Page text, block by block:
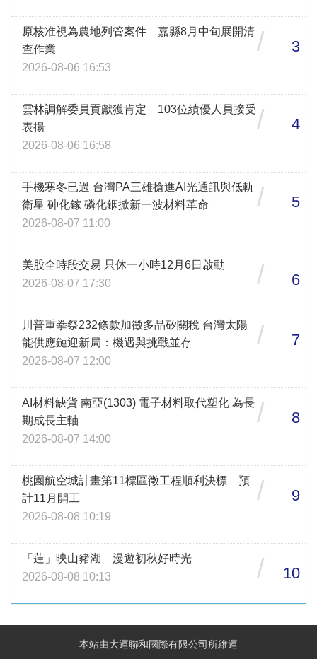
原核准視為農地列管案件 嘉縣8月中旬展開清
查作業
2026-08-06 16:53
/ 3
雲林調解委員貢獻獲肯定 103位績優人員接受
表揚
2026-08-06 16:58
/ 4
手機寒冬已過 台灣PA三雄搶進AI光通訊與低軌
衛星 砷化鎵 磷化銦掀新一波材料革命
2026-08-07 11:00
/ 5
美股全時段交易 只休一小時12月6日啟動
2026-08-07 17:30
/ 6
川普重拳祭232條款加徵多晶矽關稅 台灣太陽
能供應鏈迎新局：機遇與挑戰並存
2026-08-07 12:00
/ 7
AI材料缺貨 南亞(1303) 電子材料取代塑化 為長
期成長主軸
2026-08-07 14:00
/ 8
桃園航空城計畫第11標區徵工程順利決標 預
計11月開工
2026-08-08 10:19
/ 9
「蓮」映山豬湖 漫遊初秋好時光
2026-08-08 10:13
/ 10
本站由大運聯和國際有限公司所維運